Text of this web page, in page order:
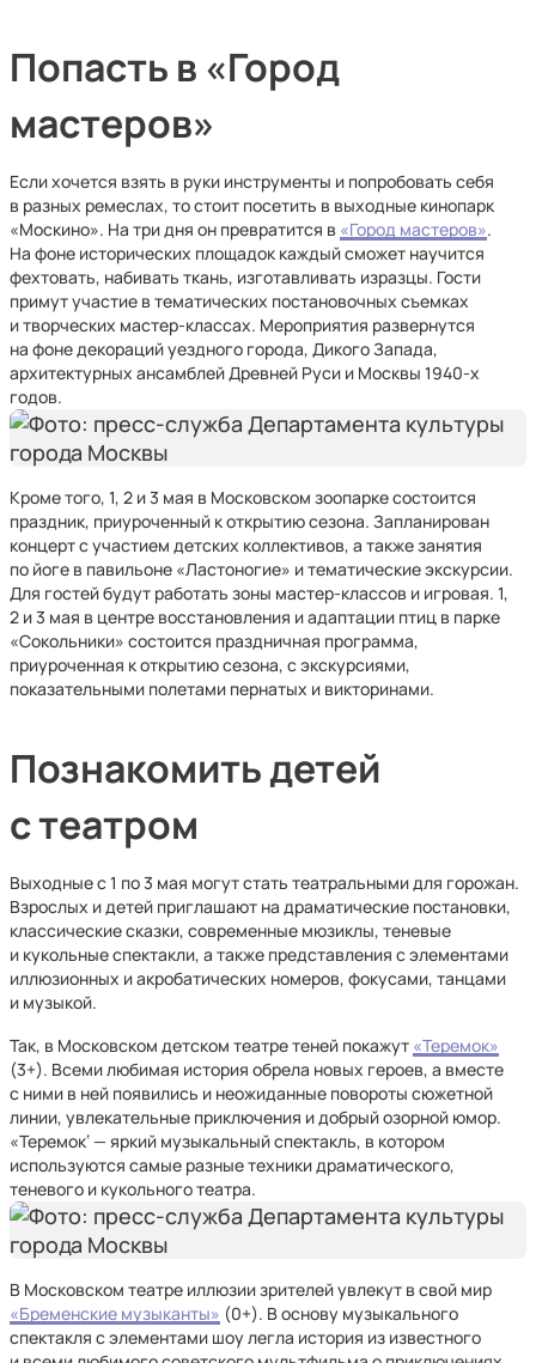
Попасть в «Город
мастеров»
Если хочется взять в руки инструменты и попробовать себя
в разных ремеслах, то стоит посетить в выходные кинопарк
«Москино». На три дня он превратится в «Город мастеров».
На фоне исторических площадок каждый сможет научится
фехтовать, набивать ткань, изготавливать изразцы. Гости
примут участие в тематических постановочных съемках
и творческих мастер-классах. Мероприятия развернутся
на фоне декораций уездного города, Дикого Запада,
архитектурных ансамблей Древней Руси и Москвы 1940-х
годов.
Кроме того, 1, 2 и 3 мая в Московском зоопарке состоится
праздник, приуроченный к открытию сезона. Запланирован
концерт с участием детских коллективов, а также занятия
по йоге в павильоне «Ластоногие» и тематические экскурсии.
Для гостей будут работать зоны мастер-классов и игровая. 1,
2 и 3 мая в центре восстановления и адаптации птиц в парке
«Сокольники» состоится праздничная программа,
приуроченная к открытию сезона, с экскурсиями,
показательными полетами пернатых и викторинами.
Познакомить детей
с театром
Выходные с 1 по 3 мая могут стать театральными для горожан.
Взрослых и детей приглашают на драматические постановки,
классические сказки, современные мюзиклы, теневые
и кукольные спектакли, а также представления с элементами
иллюзионных и акробатических номеров, фокусами, танцами
и музыкой.
Так, в Московском детском театре теней покажут «Теремок»
(3+). Всеми любимая история обрела новых героев, а вместе
с ними в ней появились и неожиданные повороты сюжетной
линии, увлекательные приключения и добрый озорной юмор.
«Теремок‘ — яркий музыкальный спектакль, в котором
используются самые разные техники драматического,
теневого и кукольного театра.
В Московском театре иллюзии зрителей увлекут в свой мир
«Бременские музыканты» (0+). В основу музыкального
спектакля с элементами шоу легла история из известного